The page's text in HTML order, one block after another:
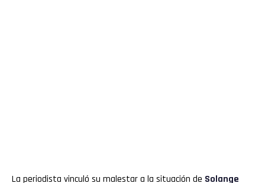
La periodista vinculó su malestar a la situación de Solange